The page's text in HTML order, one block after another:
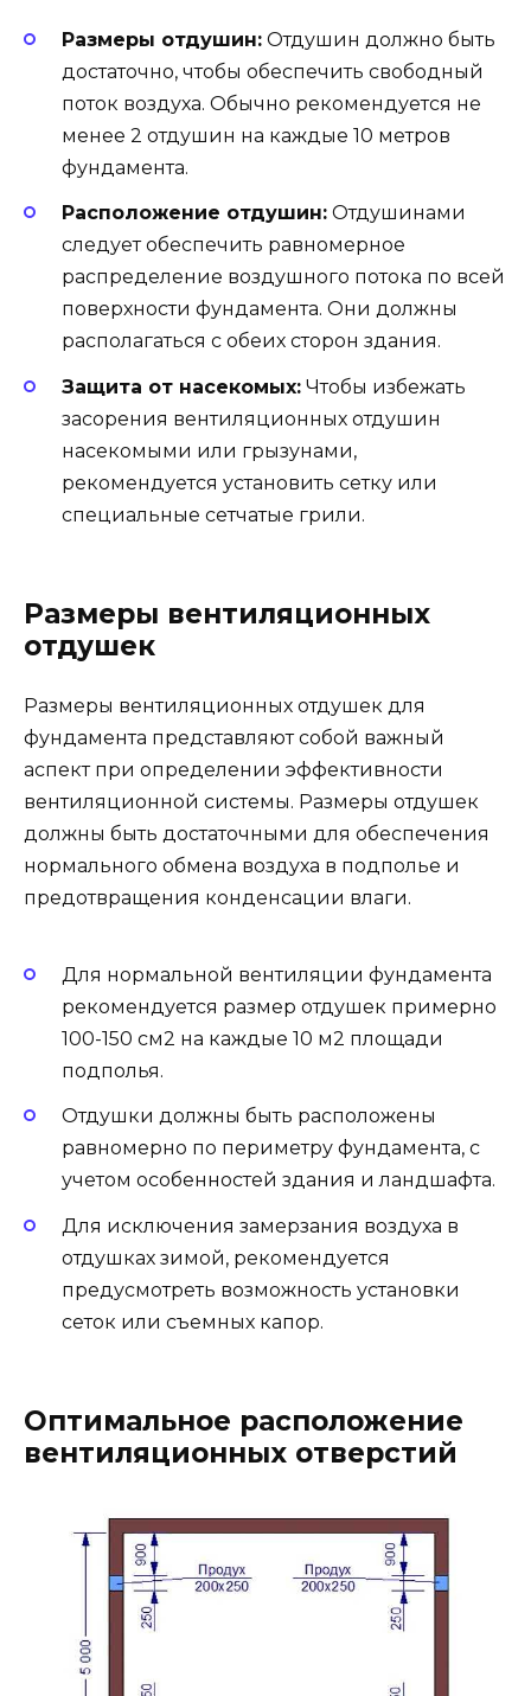
Размеры отдушин: Отдушин должно быть
достаточно, чтобы обеспечить свободный
поток воздуха. Обычно рекомендуется не
менее 2 отдушин на каждые 10 метров
фундамента.
Расположение отдушин: Отдушинами
следует обеспечить равномерное
распределение воздушного потока по всей
поверхности фундамента. Они должны
располагаться с обеих сторон здания.
Защита от насекомых: Чтобы избежать
засорения вентиляционных отдушин
насекомыми или грызунами,
рекомендуется установить сетку или
специальные сетчатые грили.
Размеры вентиляционных
отдушек
Размеры вентиляционных отдушек для
фундамента представляют собой важный
аспект при определении эффективности
вентиляционной системы. Размеры отдушек
должны быть достаточными для обеспечения
нормального обмена воздуха в подполье и
предотвращения конденсации влаги.
Для нормальной вентиляции фундамента
рекомендуется размер отдушек примерно
100-150 см2 на каждые 10 м2 площади
подполья.
Отдушки должны быть расположены
равномерно по периметру фундамента, с
учетом особенностей здания и ландшафта.
Для исключения замерзания воздуха в
отдушках зимой, рекомендуется
предусмотреть возможность установки
сеток или съемных капор.
Оптимальное расположение
вентиляционных отверстий